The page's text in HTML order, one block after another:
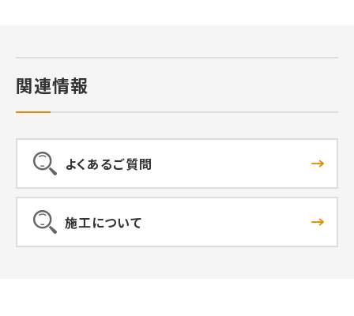
関連情報
よくあるご質問
施工について